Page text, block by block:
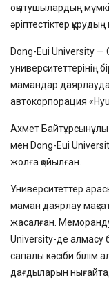
оқытушылардың
әріптестіктер
Dong-Eui University —
университеттерінің
мамандар даярлауда
автокорпорация
Ахмет Байтұрсынұлы
мен Dong-Eui
жолға қойылған.
Университеттер
маман даярлау
жасалған.
University-де алмасу
сапалы кәсіби білім
дағдыларын